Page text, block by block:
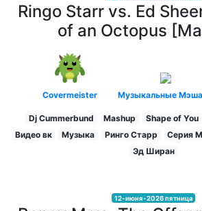
Ringo Starr vs. Ed
of an Octopus
Covermeister Музыкальные
Dj Cummerbund Mashup Shape of You
Видео вк
Музыка Ринго Старр
Серия
Эд Ширан
12-июня-2026 пятница